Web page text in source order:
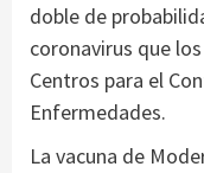
doble de
coronavirus que
Centros para el
Enfermedades.
La vacuna de